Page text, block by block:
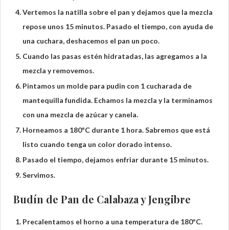
Vertemos la natilla sobre el pan y dejamos que la mezcla
repose unos 15 minutos. Pasado el tiempo, con ayuda de
una cuchara, deshacemos el pan un poco.
Cuando las pasas estén hidratadas, las agregamos a la
mezcla y removemos.
Pintamos un molde para pudin con 1 cucharada de
mantequilla fundida. Echamos la mezcla y la terminamos
con una mezcla de azúcar y canela.
Horneamos a 180ºC durante 1 hora. Sabremos que está
listo cuando tenga un color dorado intenso.
Pasado el tiempo, dejamos enfriar durante 15 minutos.
Servimos.
Budín de Pan de Calabaza y Jengibre
Precalentamos el horno a una temperatura de 180ºC.